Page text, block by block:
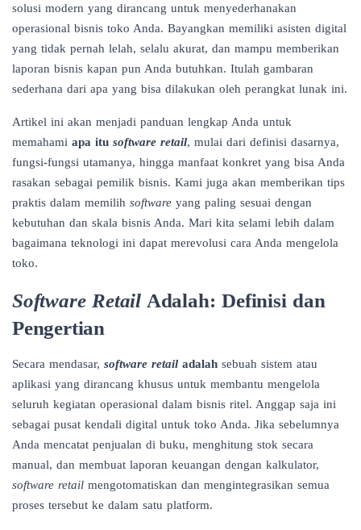
solusi modern yang dirancang untuk menyederhanakan
operasional bisnis toko Anda. Bayangkan memiliki asisten digital
yang tidak pernah lelah, selalu akurat, dan mampu memberikan
laporan bisnis kapan pun Anda butuhkan. Itulah gambaran
sederhana dari apa yang bisa dilakukan oleh perangkat lunak ini.
Artikel ini akan menjadi panduan lengkap Anda untuk
memahami apa itu software retail, mulai dari definisi dasarnya,
fungsi-fungsi utamanya, hingga manfaat konkret yang bisa Anda
rasakan sebagai pemilik bisnis. Kami juga akan memberikan tips
praktis dalam memilih software yang paling sesuai dengan
kebutuhan dan skala bisnis Anda. Mari kita selami lebih dalam
bagaimana teknologi ini dapat merevolusi cara Anda mengelola
toko.
Software Retail Adalah: Definisi dan
Pengertian
Secara mendasar, software retail adalah sebuah sistem atau
aplikasi yang dirancang khusus untuk membantu mengelola
seluruh kegiatan operasional dalam bisnis ritel. Anggap saja ini
sebagai pusat kendali digital untuk toko Anda. Jika sebelumnya
Anda mencatat penjualan di buku, menghitung stok secara
manual, dan membuat laporan keuangan dengan kalkulator,
software retail mengotomatiskan dan mengintegrasikan semua
proses tersebut ke dalam satu platform.